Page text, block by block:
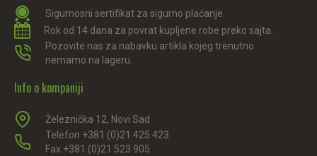
Sigurnosni sertifikat za sigurno plaćanje.
Rok od 14 dana za povrat kupljene robe preko sajta.
Pozovite nas za nabavku artikla kojeg trenutno
nemamo na lageru.
Info o kompaniji
Železnička 12, Novi Sad
Telefon +381 (0)21 425 423
Fax +381 (0)21 523 905